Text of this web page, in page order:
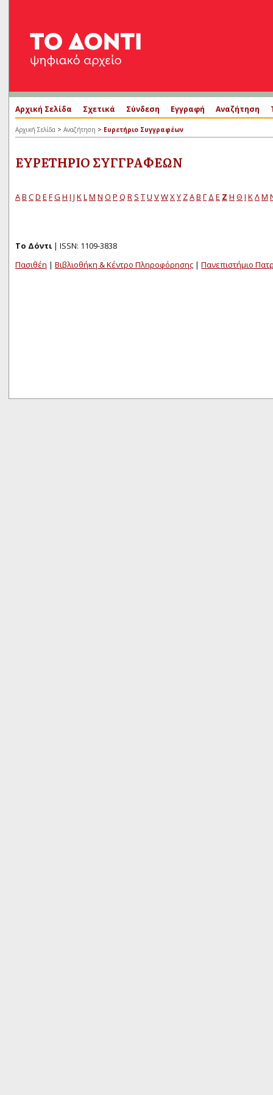
Αρχική Σελίδα Σχετικά Σύνδεση Εγγραφή Αναζήτηση
Αρχική Σελίδα > Αναζήτηση > Ευρετήριο Συγγραφέων
ΕΥΡΕΤΉΡΙΟ ΣΥΓΓΡΑΦΈΩΝ
AB CD E FG H I J KLM N O P Q R S TU VWXY ZΑΒ Γ Δ Ε Ζ Η Θ Ι ΚΛΜ
Το Δόντι | ISSN: 1109-3838
Πασιθέη | Βιβλιοθήκη & Κέντρο Πληροφόρησης | Πανεπιστήμιο